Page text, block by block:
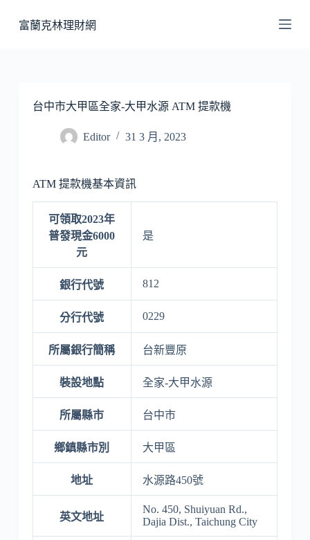
至
富蘭克林理財網
台中市大甲區全家-大甲水源 ATM 提款機
Editor 31 3 月, 2023
ATM 提款機基本資訊
可領取2023年
普發現金6000
元
是
銀行代號 812
分行代號 0229
所屬銀行簡稱 台新豐原
裝設地點 全家-大甲水源
所屬縣市 台中市
鄉鎮縣市別 大甲區
地址 水源路450號
英文地址
No. 450, Shuiyuan Rd.,
Dajia Dist., Taichung City